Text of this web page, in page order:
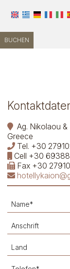
BUCHEN
Ag. Nikolaou
Greece
Tel. +30
Cell +30
Fax +30